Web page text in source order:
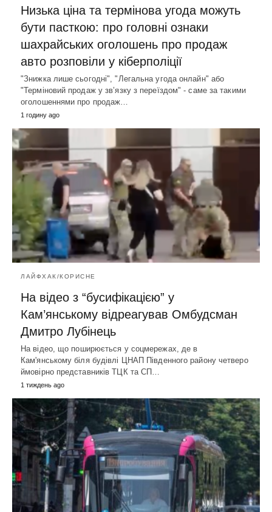
Низька ціна та термінова угода можуть
бути пасткою: про головні ознаки
шахрайських оголошень про продаж
авто розповіли у кіберполіції
"Знижка лише сьогодні", "Легальна угода онлайн" або
"Терміновий продаж у зв’язку з переїздом" - саме за такими
оголошеннями про продаж…
1 годину ago
ЛАЙФХАК/КОРИСНЕ
На відео з “бусифікацією” у
Кам’янському відреагував Омбудсман
Дмитро Лубінець
На відео, що поширюється у соцмережах, де в
Кам'янському біля будівлі ЦНАП Південного району четверо
ймовірно представників ТЦК та СП…
1 тиждень ago